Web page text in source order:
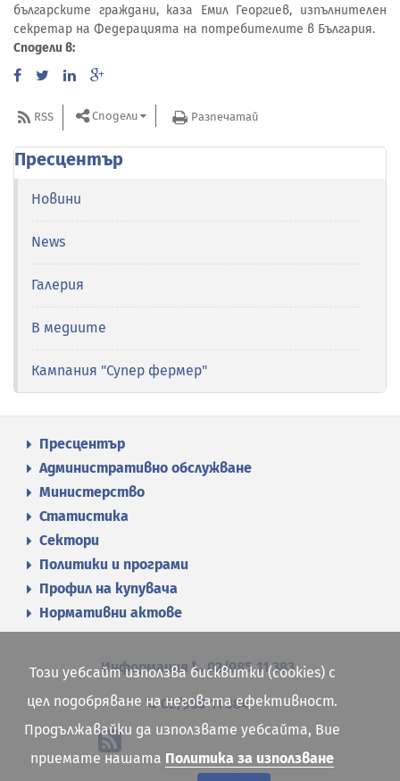
българските граждани, каза Емил Георгиев, изпълнителен
секретар на Федерацията на потребителите в България.
Сподели в:
RSS Сподели Разпечатай
Пресцентър
Новини
News
Галерия
В медиите
Кампания "Супер фермер"
Пресцентър
Административно обслужване
Министерство
Статистика
Сектори
Политики и програми
Профил на купувача
Нормативни актове
Информация 02/985 11 383
02/985 11 384
Този уебсайт използва бисквитки (cookies) с
цел подобряване на неговата ефективност.
Продължавайки да използвате уебсайта, Вие
приемате нашата Политика за използване